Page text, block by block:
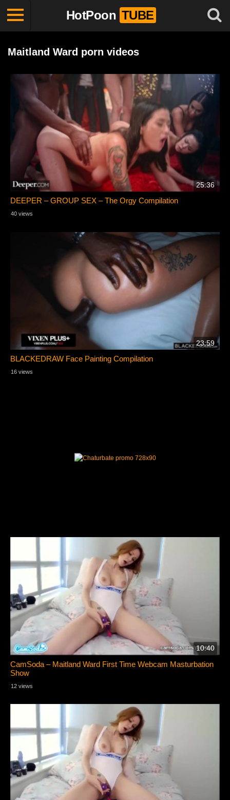
HotPoon TUBE
Maitland Ward porn videos
25:36
DEEPER – GROUP SEX – The Orgy Compilation
40 views
23:59
BLACKEDRAW Face Painting Compilation
16 views
10:40
CamSoda – Maitland Ward First Time Webcam Masturbation
Show
12 views